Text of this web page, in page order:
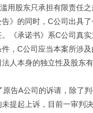
用股东只承担有限责任
》的同时，C公司出具
《承诺书》系C公司真
，C公司应当本案所涉
人本身的独立性及股东
A公司的诉请，除了判
提起上诉，目前一审判决